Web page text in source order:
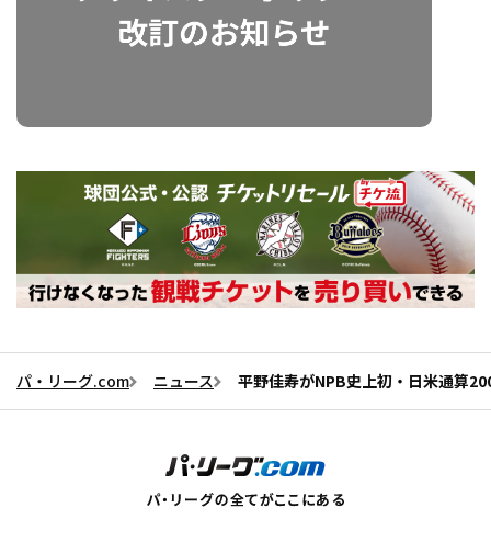
パ・リーグ.com ニュース 平野佳寿がNPB史上初・日米通算